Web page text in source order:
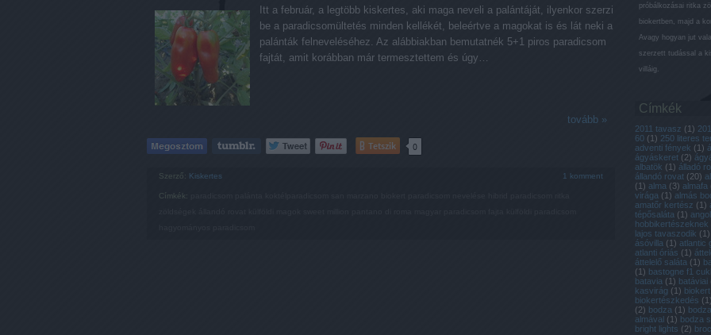
próbálkozásai ritka
biokertben, majd a
Avagy hogyan jut
szerzett tudással a
villáig.
Címkék
2011 tavasz (1)
60 (1) 250 literes
adventi fények (1)
ágyáskeret (2)
albatök (1) álladó
állandó rovat (20)
(1) alma (3) almafa
virága (1) almás
amatőr kertész (1)
tépősaláta (1)
hobbikertészeknek
lajos tavaszodik (1)
ásóvilla (1) atlantic
atlanti óriás (1)
áttelelő saláta (1)
(1) bastogne f1
batavia (1) batáviai
kasvirág (1) biokert
biokertészkedés (1)
(2) bodza (1)
almával (1) bodza
bright lights (2)
Itt a február, a legtöbb kiskertes, aki maga neveli a palántáját, ilyenkor szerzi
be a paradicsomültetés minden kellékét, beleértve a magokat is és lát neki a
palánták felneveléséhez. Az alábbiakban bemutatnék 5+1 piros paradicsom
fajtát, amit korábban már termesztettem és úgy…
tovább »
Tetszik 0
Szerző: Kiskertes 1 komment
Címkék: